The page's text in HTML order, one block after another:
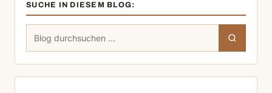
SUCHE IN DIESEM BLOG:
Suchen